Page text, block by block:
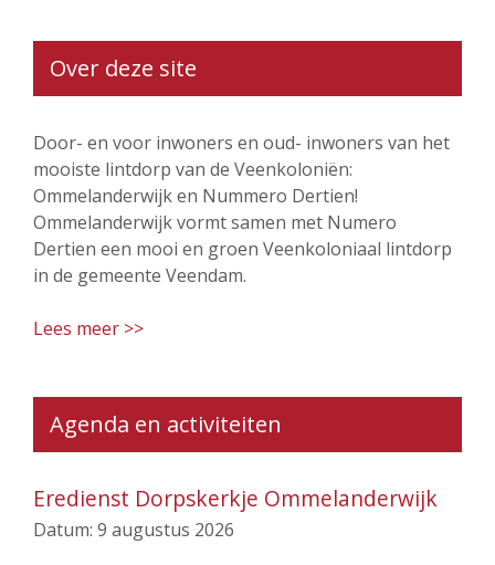
Over deze site
Door- en voor inwoners en oud- inwoners van het
mooiste lintdorp van de Veenkoloniën:
Ommelanderwijk en Nummero Dertien!
Ommelanderwijk vormt samen met Numero
Dertien een mooi en groen Veenkoloniaal lintdorp
in de gemeente Veendam.
Lees meer >>
Agenda en activiteiten
Eredienst Dorpskerkje Ommelanderwijk
Datum: 9 augustus 2026